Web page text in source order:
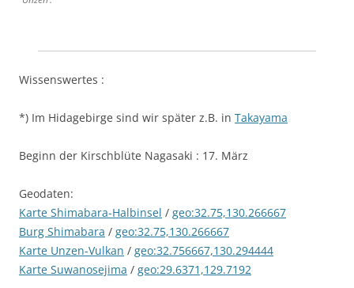
Wissenswertes :
*) Im Hidagebirge sind wir später z.B. in Takayama
Beginn der Kirschblüte Nagasaki : 17. März
Geodaten:
Karte Shimabara-Halbinsel / geo:32.75,130.266667
Burg Shimabara / geo:32.75,130.266667
Karte Unzen-Vulkan / geo:32.756667,130.294444
Karte Suwanosejima / geo:29.6371,129.7192